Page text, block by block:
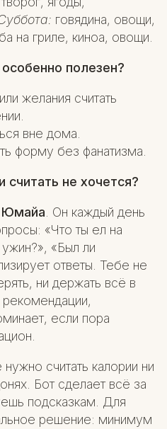
говядина, овощи,
на гриле, киноа, овощи.
полезен?
желания считать
вне дома.
форму без фанатизма.
не хочется?
Юмайа. Он каждый день
«Что ты ел на
«Был ли
ответы. Тебе не
ни держать всё в
если пора
считать калории ни
Бот сделает всё за
подсказкам. Для
решение: минимум